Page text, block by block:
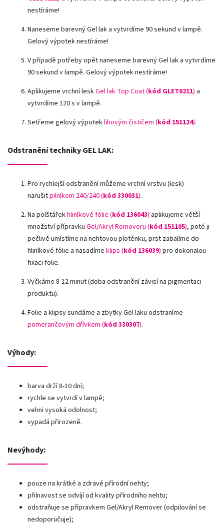
nestíráme!
Naneseme barevný Gel lak a vytvrdíme 90 sekund v lampě.
Gelový výpotek nestíráme!
V případě potřeby opět naneseme barevný Gel lak a vytvrdíme
90 sekund v lampě. Gelový výpotek nestíráme!
Aplikujeme vrchní leskGel lak Top Coat (kód GLET0211) a
vytvrdíme 120 s v lampě.
Setřeme gelový výpoteklihovým čističem (kód 151124).
Odstranění techniky GEL LAK:
Pro rychlejší odstranění můžeme vrchní vrstvu (lesk)
narušitpilníkem 240/240 (kód 330031).
Na polštářekhliníkové fólie (kód 136043) aplikujeme větší
množství přípravku Gel/Akryl Removeru (kód 151105), poté ji
pečlivě umístíme na nehtovou ploténku, prst zabalíme do
hliníkové fólie a nasadíme klips (kód 136039) pro dokonalou
fixaci folie.
Vyčkáme 8-12 minut (doba odstranění závisí na pigmentaci
produktu).
Folie a klipsy sundáme a zbytky Gel laku odstraníme
pomerančovým dřívkem (kód 330307).
Výhody:
barva drží 8-10 dní;
rychle se vytvrdí v lampě;
velmi vysoká odolnost;
vypadá přirozeně.
Nevýhody:
pouze na krátké a zdravé přírodní nehty;
přilnavost se odvíjí od kvality přírodního nehtu;
odstraňuje se přípravkem Gel/Akryl Remover (odpilování se
nedoporučuje);